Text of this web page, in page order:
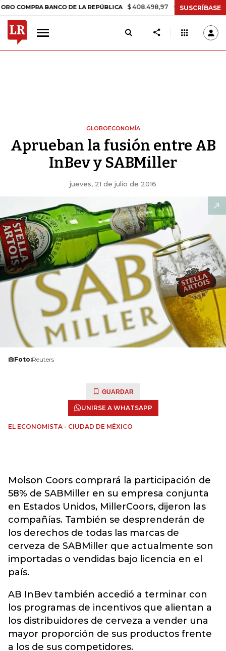
BANCO DE LA REPÚBLICA $ 408.498,97 +$ 8.753,81 +2,19%
SUSCRÍBASE
GLOBOECONOMÍA
Aprueban la fusión entre AB
InBev y SABMiller
jueves, 21 de julio de 2016
Foto:Reuters
GUARDAR
UNIRSE A WHATSAPP
EL ECONOMISTA - CIUDAD DE MÉXICO
Molson Coors comprará la participación de
58% de SABMiller en su empresa conjunta
en Estados Unidos, MillerCoors, dijeron las
compañías. También se desprenderán de
los derechos de todas las marcas de
cerveza de SABMiller que actualmente son
importadas o vendidas bajo licencia en el
país.
AB InBev también accedió a terminar con
los programas de incentivos que alientan a
los distribuidores de cerveza a vender una
mayor proporción de sus productos frente
a los de sus competidores.